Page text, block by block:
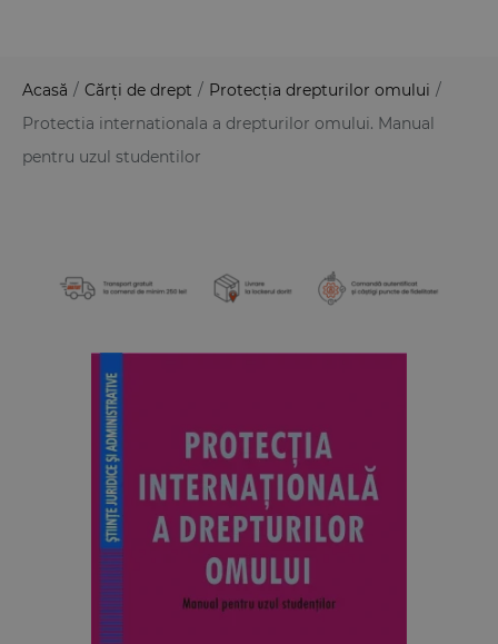
Acasă / Cărți de drept / Protecția drepturilor omului /
Protectia internationala a drepturilor omului. Manual
pentru uzul studentilor